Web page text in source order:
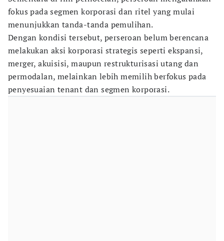
fokus pada segmen korporasi dan ritel yang mulai
menunjukkan tanda-tanda pemulihan.
Dengan kondisi tersebut, perseroan belum berencana
melakukan aksi korporasi strategis seperti ekspansi,
merger, akuisisi, maupun restrukturisasi utang dan
permodalan, melainkan lebih memilih berfokus pada
penyesuaian tenant dan segmen korporasi.